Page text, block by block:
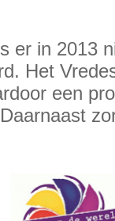
er in 2013
Het
een